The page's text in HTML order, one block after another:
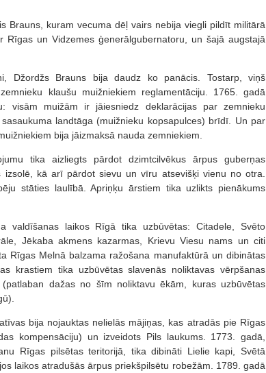
Brauns, kuram vecuma dēļ vairs nebija viegli pildīt militārā
Rīgas un Vidzemes ģenerālgubernatoru, un šajā augstajā
Džordžs Brauns bija daudz ko panācis. Tostarp, viņš
klaušu muižniekiem reglamentāciju. 1765. gadā
visām muižām ir jāiesniedz deklarācijas par zemnieku
landtāga (muižnieku kopsapulces) brīdī. Un par
bija jāizmaksā nauda zemniekiem.
tika aizliegts pārdot dzimtcilvēkus ārpus guberņas
izsolē, kā arī pārdot sievu un vīru atsevišķi vienu no otra.
stāties laulībā. Apriņķu ārstiem tika uzlikts pienākums
valdīšanas laikos Rīgā tika uzbūvētas: Citadele, Svēto
Jēkaba akmens kazarmas, Krievu Viesu nams un citi
Rīgas Melnā balzama ražošana manufaktūrā un dibinātas
krastiem tika uzbūvētas slavenās noliktavas vērpšanas
dažas no šīm noliktavu ēkām, kuras uzbūvētas
bija nojauktas nelielās mājiņas, kas atradās pie Rīgas
kompensāciju) un izveidots Pils laukums. 1773. gadā,
Rīgas pilsētas teritorijā, tika dibināti Lielie kapi, Svētā
laikos atradušās ārpus priekšpilsētu robežām. 1789. gadā